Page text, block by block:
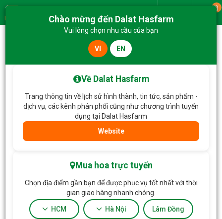
Menu
0
Lan Hồ Điệp Viên Mãn 076
Chào mừng đến Dalat Hasfarm
Vui lòng chọn nhu cầu của bạn
VI EN
Về Dalat Hasfarm
Trang thông tin về lịch sử hình thành, tin tức, sản phẩm -
dịch vụ, các kênh phân phối cũng như chương trình tuyển
dụng tại Dalat Hasfarm
Website
Mua hoa trực tuyến
Chọn địa điểm gần bạn để được phục vụ tốt nhất với thời
gian giao hàng nhanh chóng.
HCM Hà Nội Lâm Đồng